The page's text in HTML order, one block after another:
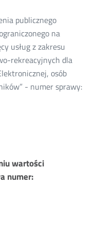
publicznego
na
usług z zakresu
rekreacyjnych dla
osób
- numer sprawy:
wartości
numer: